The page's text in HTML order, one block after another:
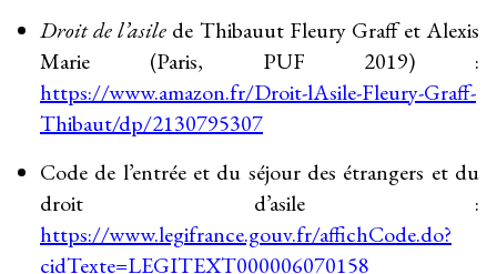
Droit de l’asile de Thibauut Fleury Graff et Alexis
Marie (Paris, PUF 2019) :
https://www.amazon.fr/Droit-lAsile-Fleury-Graff-
Thibaut/dp/2130795307
Code de l’entrée et du séjour des étrangers et du
droit d’asile :
https://www.legifrance.gouv.fr/affichCode.do?
cidTexte=LEGITEXT000006070158